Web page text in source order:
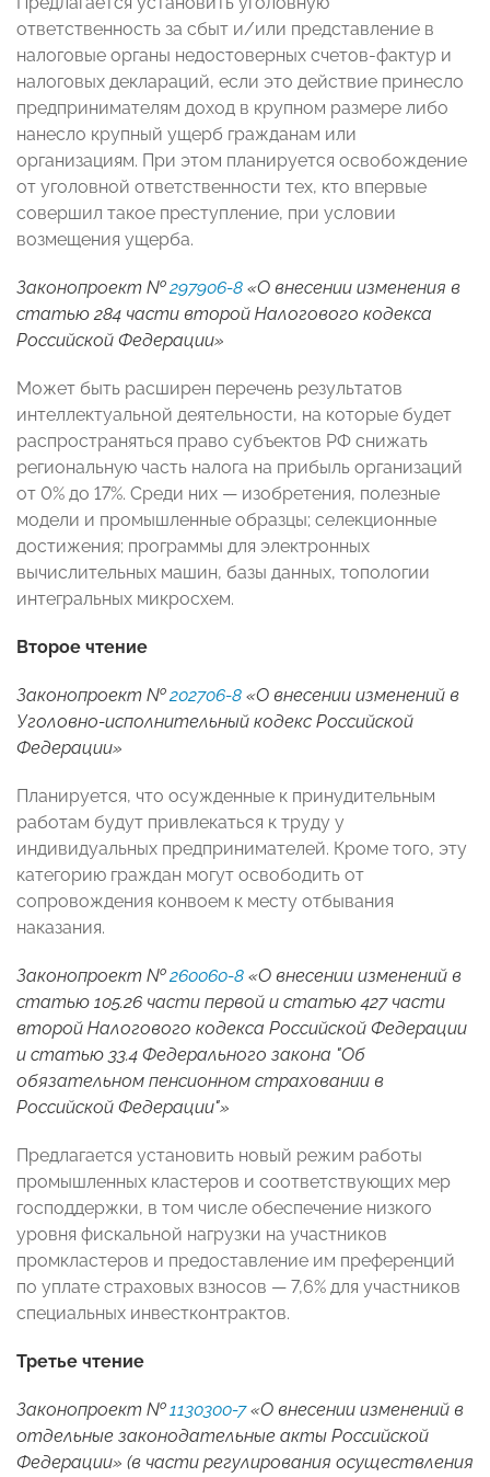
ответственность за сбыт и/или представление в
налоговые органы недостоверных счетов-фактур и
налоговых деклараций, если это действие принесло
предпринимателям доход в крупном размере либо
нанесло крупный ущерб гражданам или
организациям. При этом планируется освобождение
от уголовной ответственности тех, кто впервые
совершил такое преступление, при условии
возмещения ущерба.
Законопроект №297906-8 «О внесении изменения в
статью 284 части второй Налогового кодекса
Российской Федерации»
Может быть расширен перечень результатов
интеллектуальной деятельности, на которые будет
распространяться право субъектов РФ снижать
региональную часть налога на прибыль организаций
от 0% до 17%. Среди них — изобретения, полезные
модели и промышленные образцы; селекционные
достижения; программы для электронных
вычислительных машин, базы данных, топологии
интегральных микросхем.
Второе чтение
Законопроект №202706-8 «О внесении изменений в
Уголовно-исполнительный кодекс Российской
Федерации»
Планируется, что осужденные к принудительным
работам будут привлекаться к труду у
индивидуальных предпринимателей. Кроме того, эту
категорию граждан могут освободить от
сопровождения конвоем к месту отбывания
наказания.
Законопроект №260060-8 «О внесении изменений в
статью 105.26 части первой и статью 427 части
второй Налогового кодекса Российской Федерации
и статью 33.4 Федерального закона "Об
обязательном пенсионном страховании в
Российской Федерации"»
Предлагается установить новый режим работы
промышленных кластеров и соответствующих мер
господдержки, в том числе обеспечение низкого
уровня фискальной нагрузки на участников
промкластеров и предоставление им преференций
по уплате страховых взносов — 7,6% для участников
специальных инвестконтрактов.
Третье чтение
Законопроект №1130300-7«О внесении изменений в
отдельные законодательные акты Российской
Федерации» (в части регулирования осуществления